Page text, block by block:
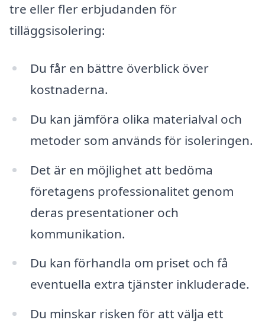
tre eller fler erbjudanden för
tilläggsisolering:
Du får en bättre överblick över
kostnaderna.
Du kan jämföra olika materialval och
metoder som används för isoleringen.
Det är en möjlighet att bedöma
företagens professionalitet genom
deras presentationer och
kommunikation.
Du kan förhandla om priset och få
eventuella extra tjänster inkluderade.
Du minskar risken för att välja ett